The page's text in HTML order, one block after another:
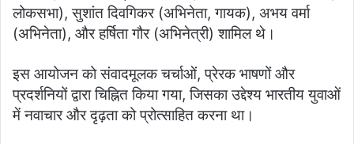
लोकसभा), सुशांत दिवगिकर (अभिनेता, गायक), अभय वर्मा
(अभिनेता), और हर्षिता गौर (अभिनेत्री) शामिल थे।
इस आयोजन को संवादमूलक चर्चाओं, प्रेरक भाषणों और
प्रदर्शनियों द्वारा चिह्नित किया गया, जिसका उद्देश्य भारतीय युवाओं
में नवाचार और दृढ़ता को प्रोत्साहित करना था।